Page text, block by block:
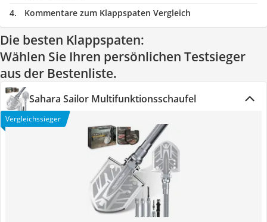
Kommentare zum Klappspaten Vergleich
Die besten Klappspaten:
Wählen Sie Ihren persönlichen Testsieger
aus der Bestenliste.
Sahara Sailor Multifunktionsschaufel
Vergleichssieger